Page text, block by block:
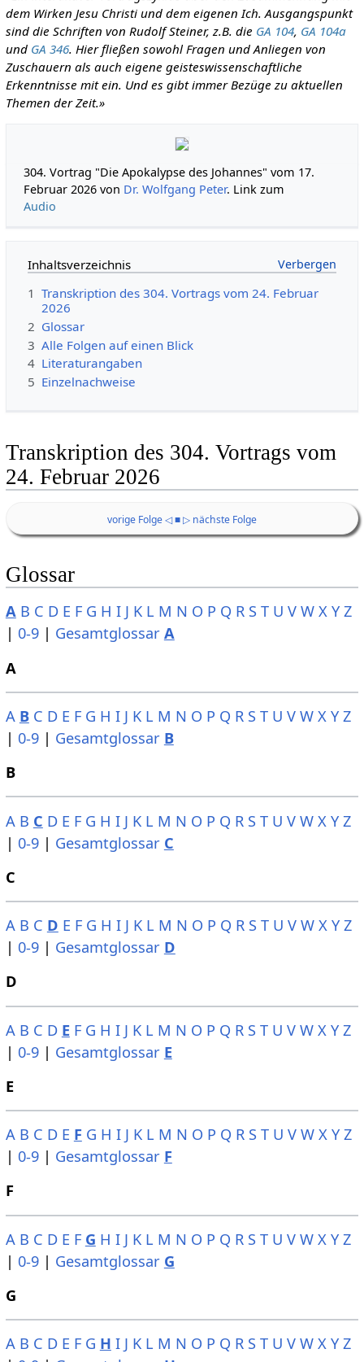
dem Wirken Jesu Christi und dem eigenen Ich. Ausgangspunkt
sind die Schriften von Rudolf Steiner, z.B. die GA 104, GA 104a
und GA 346. Hier fließen sowohl Fragen und Anliegen von
Zuschauern als auch eigene geisteswissenschaftliche
Erkenntnisse mit ein. Und es gibt immer Bezüge zu aktuellen
Themen der Zeit.»
304. Vortrag "Die Apokalypse des Johannes" vom 17.
Februar 2026 von Dr. Wolfgang Peter. Link zum
Audio
Inhaltsverzeichnis
1 Transkription des 304. Vortrags vom 24. Februar
2026
2 Glossar
3 Alle Folgen auf einen Blick
4 Literaturangaben
5 Einzelnachweise
Transkription des 304. Vortrags vom
24. Februar 2026
vorige Folge ◁■▷ nächste Folge
Glossar
A B C D E F G H I J K L M N O P Q R S T U V W X Y Z
| 0-9| Gesamtglossar A
A
A B C D E F G H I J K L M N O P Q R S T U V W X Y Z
| 0-9| Gesamtglossar B
B
A B C D E F G H I J K L M N O P Q R S T U V W X Y Z
| 0-9| Gesamtglossar C
C
A B C D E F G H I J K L M N O P Q R S T U V W X Y Z
| 0-9| Gesamtglossar D
D
A B C D E F G H I J K L M N O P Q R S T U V W X Y Z
| 0-9| Gesamtglossar E
E
A B C D E F G H I J K L M N O P Q R S T U V W X Y Z
| 0-9| Gesamtglossar F
F
A B C D E F G H I J K L M N O P Q R S T U V W X Y Z
| 0-9| Gesamtglossar G
G
A B C D E F G H I J K L M N O P Q R S T U V W X Y Z